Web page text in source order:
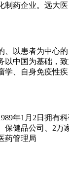
制药企业。远大医
、以患者为中心
以中国为基础，
学、自身免疫性疾
年1月2日拥有
保健品公司、2万
药管理局